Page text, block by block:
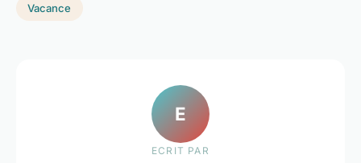
Vacance
E
ECRIT PAR